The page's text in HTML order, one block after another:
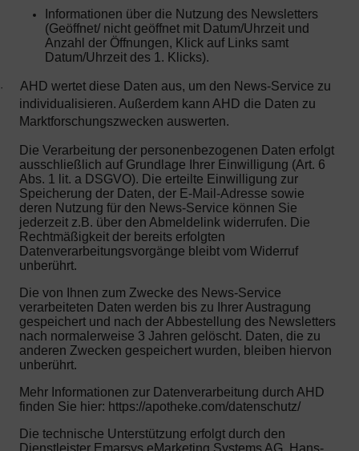
Informationen über die Nutzung des Newsletters
(Geöffnet/ nicht geöffnet mit Datum/Uhrzeit und
Anzahl der Öffnungen, Klick auf Links samt
Datum/Uhrzeit des 1. Klicks).
·
AHD wertet diese Daten aus, um den News-Service zu
individualisieren. Außerdem kann AHD die Daten zu
Marktforschungszwecken auswerten.
Die Verarbeitung der personenbezogenen Daten erfolgt
ausschließlich auf Grundlage Ihrer Einwilligung (Art. 6
Abs. 1 lit. a DSGVO). Die erteilte Einwilligung zur
Speicherung der Daten, der E-Mail-Adresse sowie
deren Nutzung für den News-Service können Sie
jederzeit z.B. über den Abmeldelink widerrufen. Die
Rechtmäßigkeit der bereits erfolgten
Datenverarbeitungsvorgänge bleibt vom Widerruf
unberührt.
Die von Ihnen zum Zwecke des News-Service
verarbeiteten Daten werden bis zu Ihrer Austragung
gespeichert und nach der Abbestellung des Newsletters
nach normalerweise 3 Jahren gelöscht. Daten, die zu
anderen Zwecken gespeichert wurden, bleiben hiervon
unberührt.
Mehr Informationen zur Datenverarbeitung durch AHD
finden Sie hier: https://apotheke.com/datenschutz/
Die technische Unterstützung erfolgt durch den
Dienstleister Emarsys eMarketing Systems AG, Hans-